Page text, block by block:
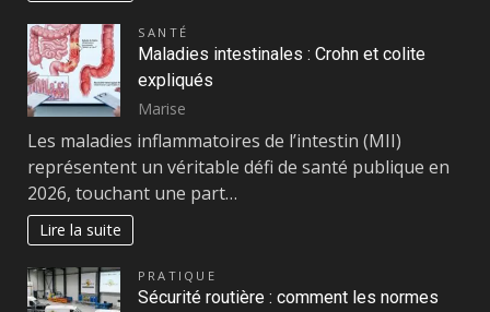
SANTÉ
Maladies intestinales : Crohn et colite
expliqués
Marise
Les maladies inflammatoires de l’intestin (MII)
représentent un véritable défi de santé publique en
2026, touchant une part…
Lire la suite
PRATIQUE
Sécurité routière : comment les normes